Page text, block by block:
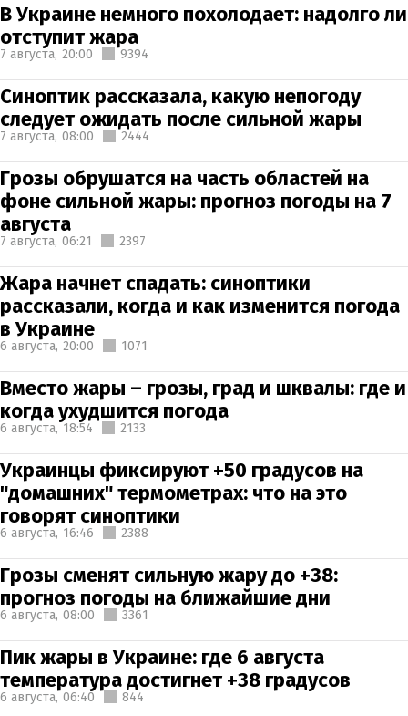
В Украине немного похолодает: надолго ли
отступит жара
7 августа, 20:00 9394
Синоптик рассказала, какую непогоду
следует ожидать после сильной жары
7 августа, 08:00 2444
Грозы обрушатся на часть областей на
фоне сильной жары: прогноз погоды на 7
августа
7 августа, 06:21 2397
Жара начнет спадать: синоптики
рассказали, когда и как изменится погода
в Украине
6 августа, 20:00 1071
Вместо жары – грозы, град и шквалы: где и
когда ухудшится погода
6 августа, 18:54 2133
Украинцы фиксируют +50 градусов на
"домашних" термометрах: что на это
говорят синоптики
6 августа, 16:46 2388
Грозы сменят сильную жару до +38:
прогноз погоды на ближайшие дни
6 августа, 08:00 3361
Пик жары в Украине: где 6 августа
температура достигнет +38 градусов
6 августа, 06:40 844